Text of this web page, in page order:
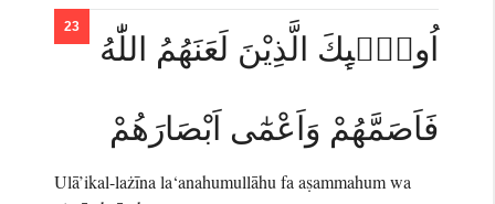
اُولٰۤىِٕكَ الَّذِيْنَ لَعَنَهُمُ اللّٰهُ
فَاَصَمَّهُمْ وَاَعْمٰٓى اَبْصَارَهُمْ
Ulā’ikal-lażīna la‘anahumullāhu fa aṣammahum wa